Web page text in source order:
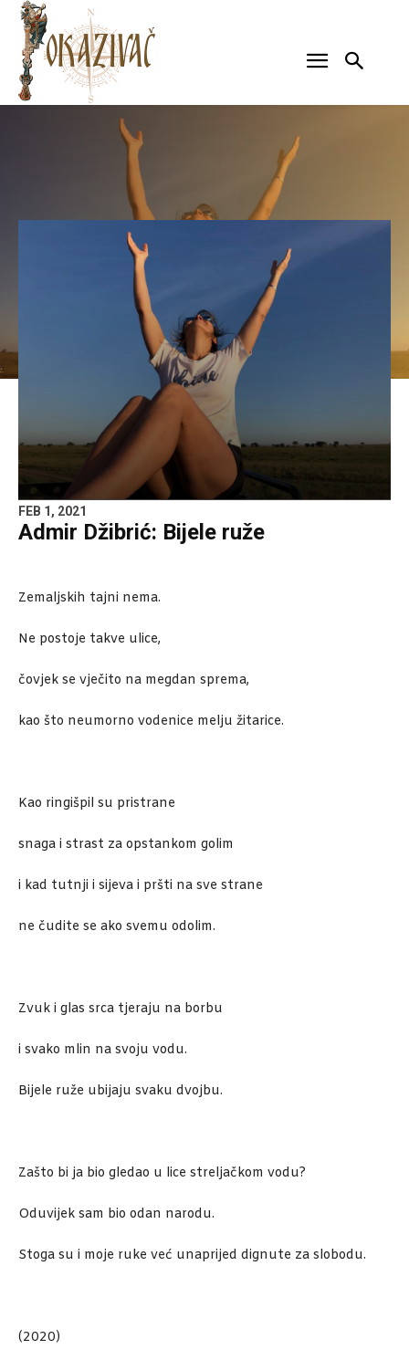
FEB 1, 2021
Admir Džibrić: Bijele ruže
Zemaljskih tajni nema.
Ne postoje takve ulice,
čovjek se vječito na megdan sprema,
kao što neumorno vodenice melju žitarice.
Kao ringišpil su pristrane
snaga i strast za opstankom golim
i kad tutnji i sijeva i pršti na sve strane
ne čudite se ako svemu odolim.
Zvuk i glas srca tjeraju na borbu
i svako mlin na svoju vodu.
Bijele ruže ubijaju svaku dvojbu.
Zašto bi ja bio gledao u lice streljačkom vodu?
Oduvijek sam bio odan narodu.
Stoga su i moje ruke već unaprijed dignute za slobodu.
(2020)